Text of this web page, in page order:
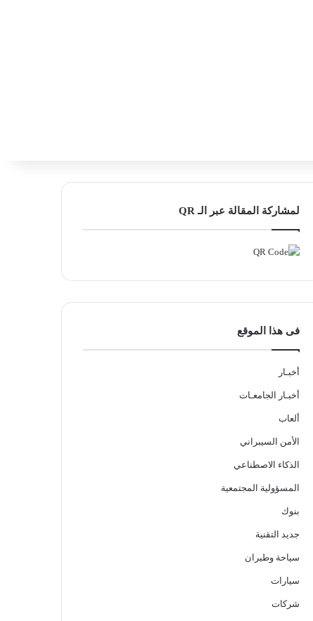
لمشاركة المقالة عبر الـ QR
فى هذا الموقع
أخبـار
أخبـار الجامعـات
ألعاب
الأمن السيبراني
الذكاء الاصطناعي
المسؤولية المجتمعية
بنوك
جديد التقنية
سياحة وطيران
سيارات
شركات